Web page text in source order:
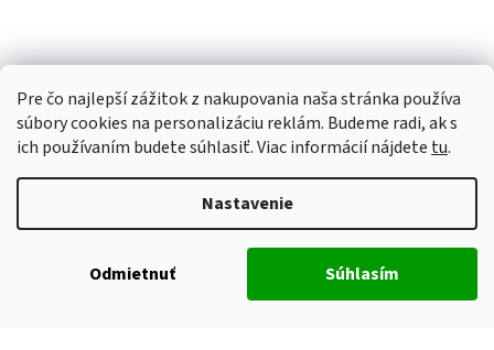
Pre čo najlepší zážitok z nakupovania naša stránka používa
súbory cookies na personalizáciu reklám. Budeme radi, ak s
ich používaním budete súhlasiť. Viac informácií nájdete tu.
Nastavenie
Odmietnuť Súhlasím